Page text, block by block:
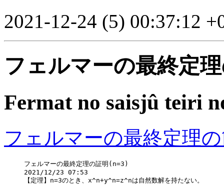
2021-12-24 (5) 00:37:12
フェルマーの最終定
Fermat no saisjû teiri
フェルマーの最終定理
フェルマーの最終定理の証明(n=3)
2021/12/23 07:53
【定理】n=3のとき、x^n+y^n=z^nは自然数解を持たない。